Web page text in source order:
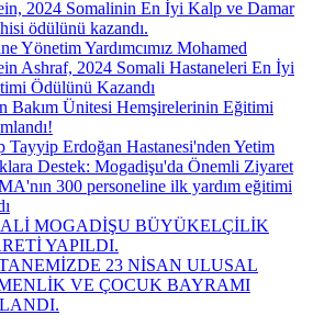
2024 Somalinin En İyi Kalp ve Damar
ödülünü kazandı.
Yönetim Yardımcımız Mohamed
Ashraf, 2024 Somali Hastaneleri En İyi
Ödülünü Kazandı
Bakım Ünitesi Hemşirelerinin Eğitimi
Tayyip Erdoğan Hastanesi'nden Yetim
Destek: Mogadişu'da Önemli Ziyaret
300 personeline ilk yardım eğitimi
MOGADİŞU BÜYÜKELÇİLİK
YAPILDI.
23 NİSAN ULUSAL
VE ÇOCUK BAYRAMI